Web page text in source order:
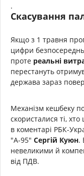
.
Скасування
Якщо з 1 травня
цифри
проте реальні
перестануть
держава зараз
Механізм кешбеку
скористалися ті,
в коментарі РБК-
"А-95" Сергій Куюн.
невеликими й
від ПДВ.